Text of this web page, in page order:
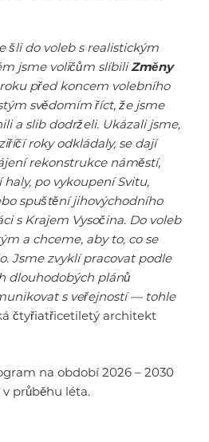
šli do voleb s realistickým
jsme voličům slíbiliZměny
před koncem volebního
svědomím říct, že jsme
a slib dodrželi. Ukázali jsme,
roky odkládaly, se dají
rekonstrukce náměstí,
po vykoupení Svitu,
spuštění jihovýchodního
s Krajem Vysočina. Do voleb
a chceme, aby to, co se
Jsme zvyklí pracovat podle
dlouhodobých plánů
s veřejností — tohle
čtyřiatřicetiletý architekt
na období 2026 – 2030
průběhu léta.